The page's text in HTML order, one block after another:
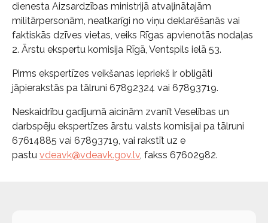
dienesta Aizsardzības ministrijā atvaļinātajām
militārpersonām, neatkarīgi no viņu deklarēšanās vai
faktiskās dzīves vietas, veiks Rīgas apvienotās nodaļas
2. Ārstu ekspertu komisija Rīgā, Ventspils ielā 53.
Pirms ekspertīzes veikšanas iepriekš ir obligāti
jāpierakstās pa tālruni 67892324 vai 67893719.
Neskaidrību gadījumā aicinām zvanīt Veselības un
darbspēju ekspertīzes ārstu valsts komisijai pa tālruni
67614885 vai 67893719, vai rakstīt uz e
pastu vdeavk@vdeavk.gov.lv, fakss 67602982.